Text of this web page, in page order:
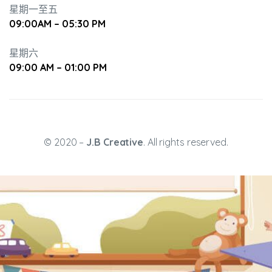
星期一至五
09:00AM – 05:30 PM
星期六
09:00 AM – 01:00 PM
© 2020 – J.B Creative. All rights reserved.